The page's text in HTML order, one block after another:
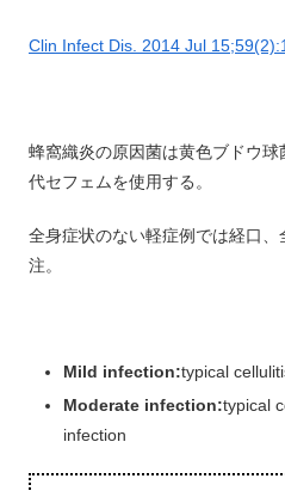
Clin Infect Dis. 2014 Jul
蜂窩織炎の原因菌は黄色ブドウ
代セフェムを使用する。
全身症状のない軽症例では経口
注。
Mild infection:typical
Moderate infection:typical
infection